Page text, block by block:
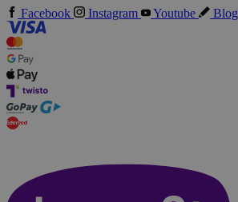
Facebook
Instagram Youtube Blog